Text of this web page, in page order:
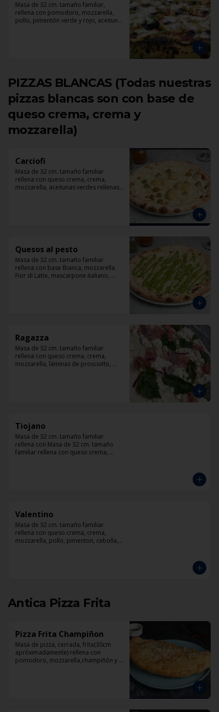
Masa de 32 cm. tamaño familiar,
rellena con pomodoro, mozzarella,
pollo, pimentón verde y rojo, aceituna
PIZZAS BLANCAS (Todas nuestras
pizzas blancas son con base de
queso crema, crema y
mozzarella)
Carciofi
Masa de 32 cm. tamaño familiar
rellena con queso crema, crema,
mozzarella, aceitunas verdes rellenas
Quesos al pesto
Masa de 32 cm. tamaño familiar
rellena con base Bianca, mozzarella
Fior di Latte, mascarpone italiano,
Ragazza
Masa de 32 cm. tamaño familiar
rellena con queso crema, crema,
mozzarella, láminas de prosciutto,
Tiojano
Masa de 32 cm. tamaño familiar
rellena con Masa de 32 cm. tamaño
familiar rellena con queso crema,
Valentino
Masa de 32 cm. tamaño familiar
rellena con queso crema, crema,
mozzarella, pollo, pimenton, cebolla,
Antica Pizza Frita
Pizza Frita Champiñon
Masa de pizza, cerrada, frita(30cm
apróximadamente) rellena con
pomodoro, mozzarella,champiñón y